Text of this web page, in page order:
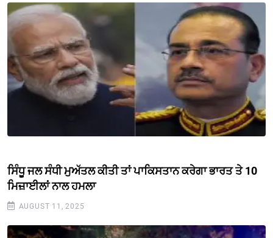
ਸਿੰਧੂ ਜਲ ਸੰਧੀ ਮੁਅੱਤਲ ਕੀਤੀ ਤਾਂ ਪਾਕਿਸਤਾਨ ਕਰੇਗਾ ਭਾਰਤ ਤੇ 10
ਮਿਜ਼ਾਈਲਾਂ ਨਾਲ ਹਮਲਾ
AUGUST 11, 2025